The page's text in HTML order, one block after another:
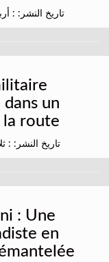
تاريخ النشر: : أربعاء 12
un
la route
تاريخ النشر: : ثلاثاء 11
: Une
en